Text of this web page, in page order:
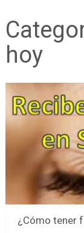
hoy
¿Cómo tener